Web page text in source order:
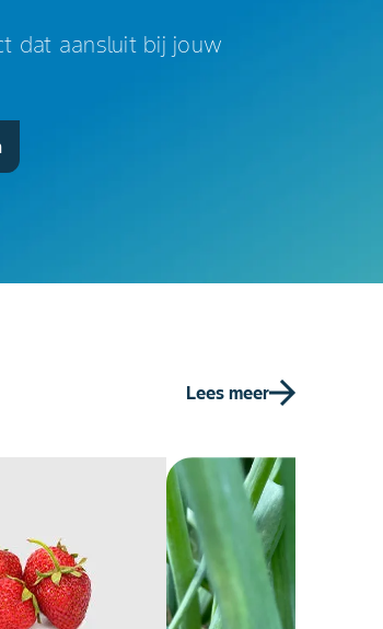
dat aansluit bij jouw
Lees meer